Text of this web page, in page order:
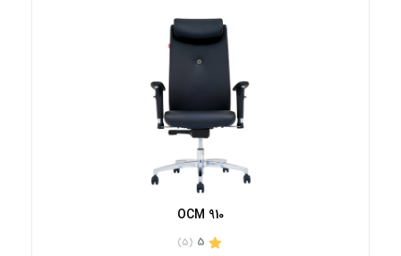
OCM 910
(5)